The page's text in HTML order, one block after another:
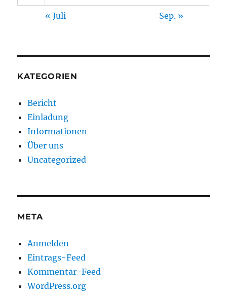
« Juli Sep. »
KATEGORIEN
Bericht
Einladung
Informationen
Über uns
Uncategorized
META
Anmelden
Eintrags-Feed
Kommentar-Feed
WordPress.org